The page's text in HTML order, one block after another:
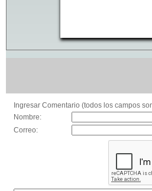
Ingresar Comentario (todos los campos
Nombre:
Correo: